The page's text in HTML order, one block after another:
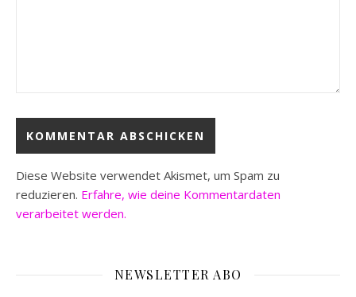
Diese Website verwendet Akismet, um Spam zu
reduzieren. Erfahre, wie deine Kommentardaten
verarbeitet werden.
NEWSLETTER ABO